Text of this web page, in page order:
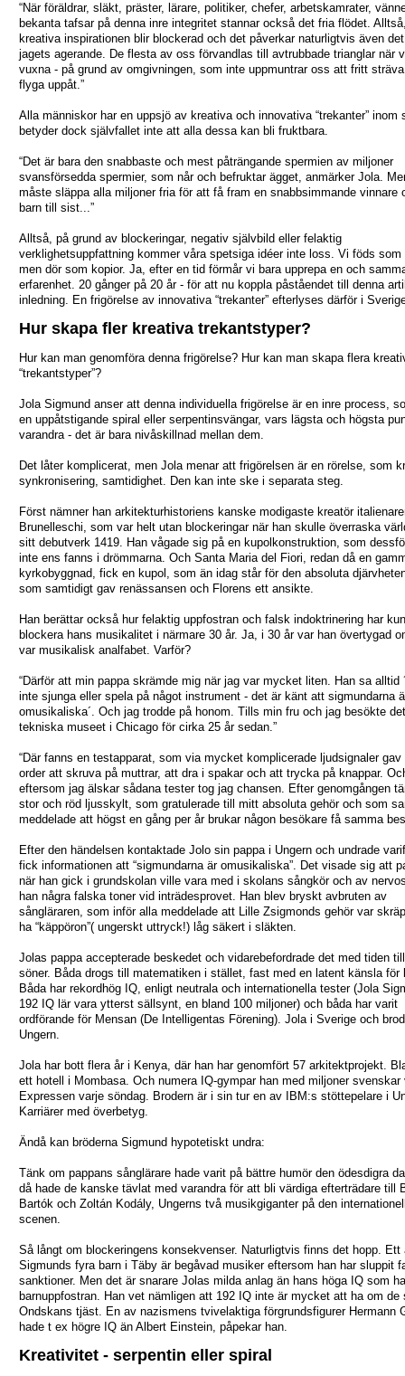
“När föräldrar, släkt, präster, lärare, politiker, chefer, arbetskamrater,
bekanta tafsar på denna inre integritet stannar också det fria flödet.
kreativa inspirationen blir blockerad och det påverkar naturligtvis även
jagets agerande. De flesta av oss förvandlas till avtrubbade trianglar när
vuxna - på grund av omgivningen, som inte uppmuntrar oss att fritt
flyga uppåt.”
Alla människor har en uppsjö av kreativa och innovativa “trekanter” inom
betyder dock självfallet inte att alla dessa kan bli fruktbara.
“Det är bara den snabbaste och mest påträngande spermien av miljoner
svansförsedda spermier, som når och befruktar ägget, anmärker Jola.
måste släppa alla miljoner fria för att få fram en snabbsimmande vinnare
barn till sist...”
Alltså, på grund av blockeringar, negativ självbild eller felaktig
verklighetsuppfattning kommer våra spetsiga idéer inte loss. Vi föds som
men dör som kopior. Ja, efter en tid förmår vi bara upprepa en och
erfarenhet. 20 gånger på 20 år - för att nu koppla påståendet till denna
inledning. En frigörelse av innovativa “trekanter” efterlyses därför i
Hur skapa fler kreativa trekantstyper?
Hur kan man genomföra denna frigörelse? Hur kan man skapa flera
“trekantstyper”?
Jola Sigmund anser att denna individuella frigörelse är en inre process,
en uppåtstigande spiral eller serpentinsvängar, vars lägsta och högsta
varandra - det är bara nivåskillnad mellan dem.
Det låter komplicerat, men Jola menar att frigörelsen är en rörelse, som
synkronisering, samtidighet. Den kan inte ske i separata steg.
Först nämner han arkitekturhistoriens kanske modigaste kreatör
Brunelleschi, som var helt utan blockeringar när han skulle överraska
sitt debutverk 1419. Han vågade sig på en kupolkonstruktion, som
inte ens fanns i drömmarna. Och Santa Maria del Fiori, redan då en
kyrkobyggnad, fick en kupol, som än idag står för den absoluta
som samtidigt gav renässansen och Florens ett ansikte.
Han berättar också hur felaktig uppfostran och falsk indoktrinering har
blockera hans musikalitet i närmare 30 år. Ja, i 30 år var han övertygad
var musikalisk analfabet. Varför?
“Därför att min pappa skrämde mig när jag var mycket liten. Han sa alltid
inte sjunga eller spela på något instrument - det är känt att sigmundarna
omusikaliska´. Och jag trodde på honom. Tills min fru och jag besökte det
tekniska museet i Chicago för cirka 25 år sedan.”
“Där fanns en testapparat, som via mycket komplicerade ljudsignaler gav
order att skruva på muttrar, att dra i spakar och att trycka på knappar.
eftersom jag älskar sådana tester tog jag chansen. Efter genomgången
stor och röd ljusskylt, som gratulerade till mitt absoluta gehör och som
meddelade att högst en gång per år brukar någon besökare få samma
Efter den händelsen kontaktade Jolo sin pappa i Ungern och undrade
fick informationen att “sigmundarna är omusikaliska”. Det visade sig att
när han gick i grundskolan ville vara med i skolans sångkör och av
han några falska toner vid inträdesprovet. Han blev bryskt avbruten av
sångläraren, som inför alla meddelade att Lille Zsigmonds gehör var
ha “käppöron”( ungerskt uttryck!) låg säkert i släkten.
Jolas pappa accepterade beskedet och vidarebefordrade det med tiden
söner. Båda drogs till matematiken i stället, fast med en latent känsla för
Båda har rekordhög IQ, enligt neutrala och internationella tester (Jola
192 IQ lär vara ytterst sällsynt, en bland 100 miljoner) och båda har varit
ordförande för Mensan (De Intelligentas Förening). Jola i Sverige och
Ungern.
Jola har bott flera år i Kenya, där han har genomfört 57 arkitektprojekt.
ett hotell i Mombasa. Och numera IQ-gympar han med miljoner svenskar
Expressen varje söndag. Brodern är i sin tur en av IBM:s stöttepelare i
Karriärer med överbetyg.
Ändå kan bröderna Sigmund hypotetiskt undra:
Tänk om pappans sånglärare hade varit på bättre humör den ödesdigra
då hade de kanske tävlat med varandra för att bli värdiga efterträdare till
Bartók och Zoltán Kodály, Ungerns två musikgiganter på den
scenen.
Så långt om blockeringens konsekvenser. Naturligtvis finns det hopp. Ett
Sigmunds fyra barn i Täby är begåvad musiker eftersom han har sluppit
sanktioner. Men det är snarare Jolas milda anlag än hans höga IQ som
barnuppfostran. Han vet nämligen att 192 IQ inte är mycket att ha om de
Ondskans tjäst. En av nazismens tvivelaktiga förgrundsfigurer Hermann
hade t ex högre IQ än Albert Einstein, påpekar han.
Kreativitet - serpentin eller spiral